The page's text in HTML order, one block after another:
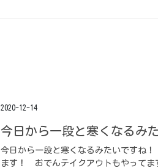
2020-12-14
今日から一段と寒くなるみ
今日から一段と寒くなるみたいですね
ます！ おでんテイクアウトもやって